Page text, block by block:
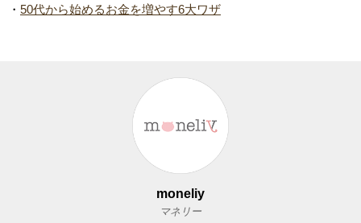
・ 50代から始めるお金を増やす6大ワザ
moneliy
マネリー